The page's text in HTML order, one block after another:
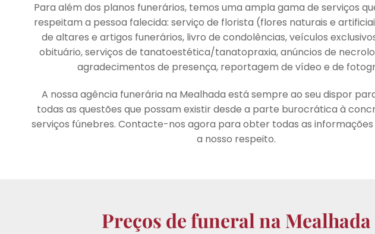
Para além dos planos funerários, temos uma ampla gama de serviços
respeitam a pessoa falecida: serviço de florista (flores naturais e
de altares e artigos funerários, livro de condolências, veículos
obituário, serviços de tanatoestética/tanatopraxia, anúncios de
agradecimentos de presença, reportagem de vídeo e de
A nossa agência funerária na Mealhada está sempre ao seu dispor
todas as questões que possam existir desde a parte burocrática à
serviços fúnebres. Contacte-nos agora para obter todas as informações
a nosso respeito.
Preços de funeral na Mealhada